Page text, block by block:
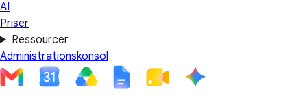
AI
Priser
Ressourcer
Administrationskonsol